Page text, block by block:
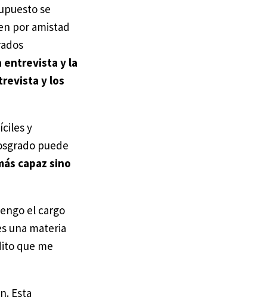
se
por amistad
entrevista y la
y los
y
puede
capaz sino
el cargo
una materia
que me
Esta